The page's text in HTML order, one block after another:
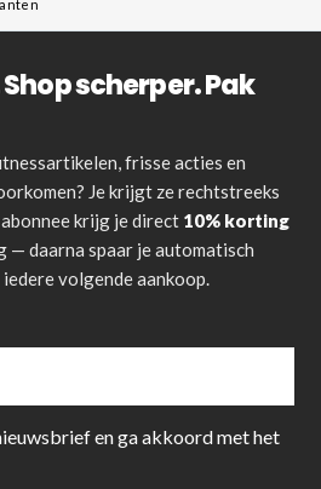
scherper. Pak
frisse acties en
Je krijgt ze rechtstreeks
krijg je direct 10% korting
— daarna spaar je automatisch
volgende aankoop.
en ga akkoord met het